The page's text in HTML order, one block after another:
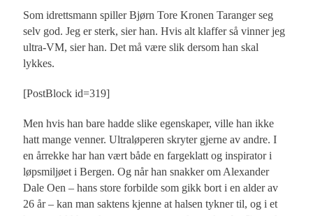
Som idrettsmann spiller Bjørn Tore Kronen Taranger seg
selv god. Jeg er sterk, sier han. Hvis alt klaffer så vinner jeg
ultra-VM, sier han. Det må være slik dersom han skal
lykkes.
[PostBlock id=319]
Men hvis han bare hadde slike egenskaper, ville han ikke
hatt mange venner. Ultraløperen skryter gjerne av andre. I
en årrekke har han vært både en fargeklatt og inspirator i
løpsmiljøet i Bergen. Og når han snakker om Alexander
Dale Oen – hans store forbilde som gikk bort i en alder av
26 år – kan man saktens kjenne at halsen tykner til, og i et